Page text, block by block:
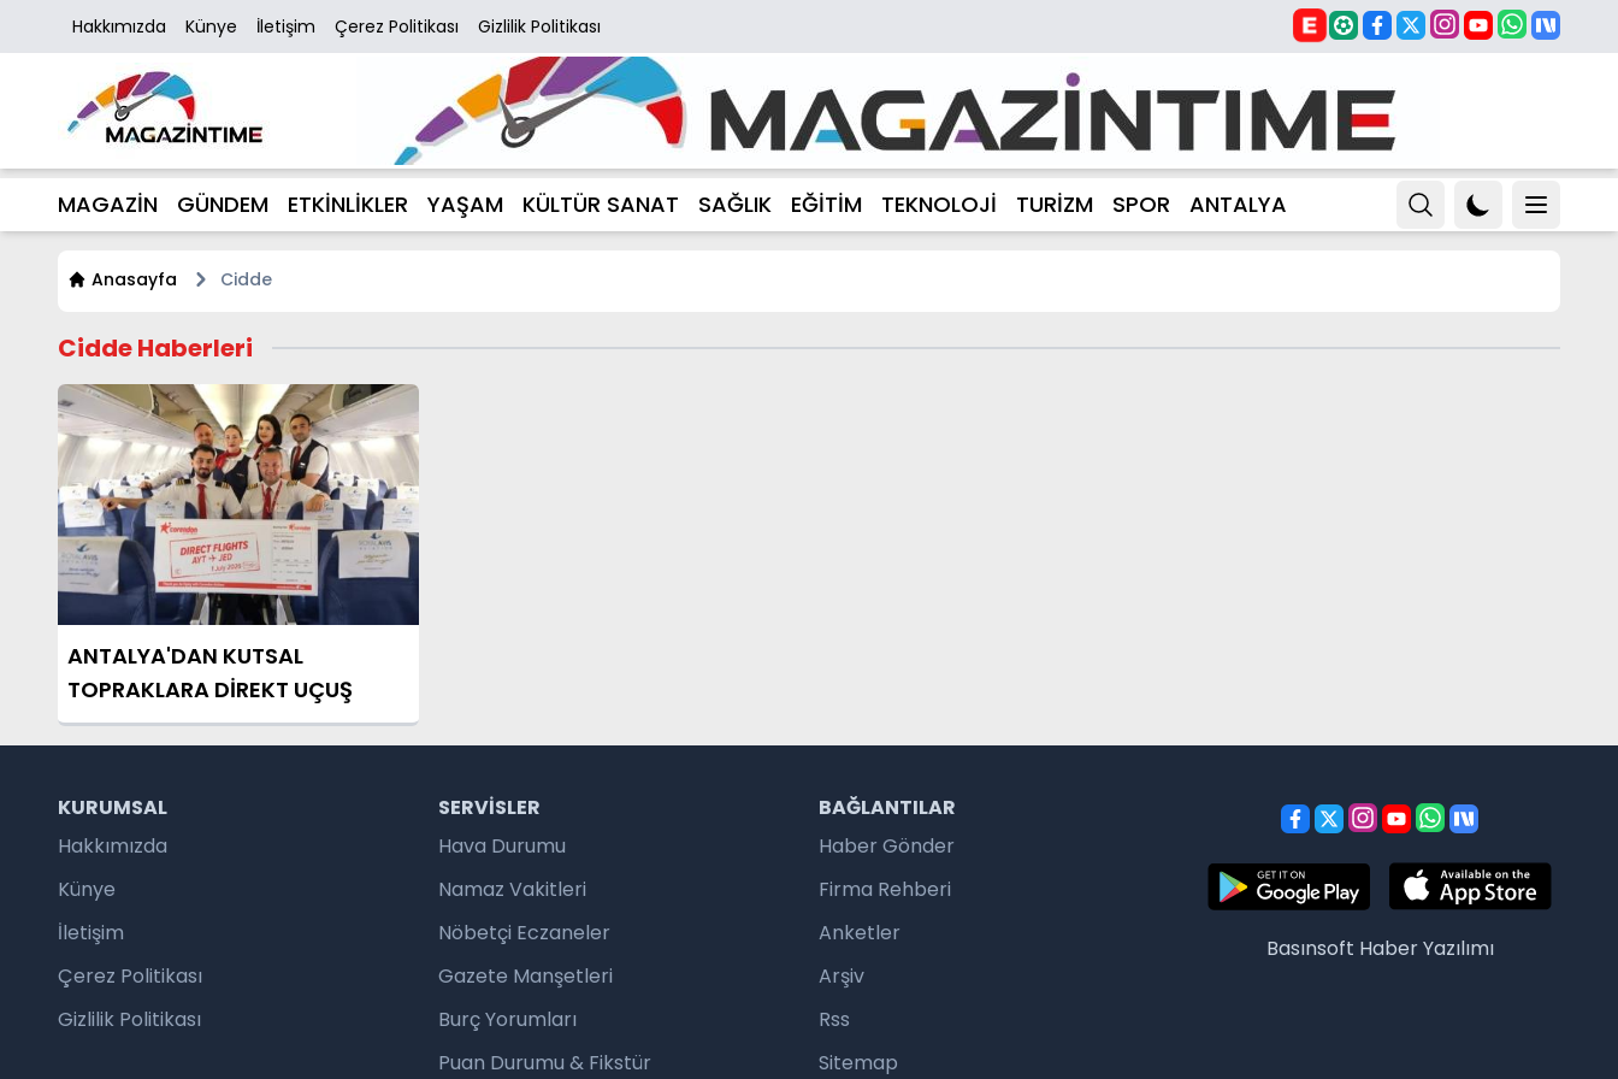
Hakkımızda Künye İletişim Çerez Politikası Gizlilik Politikası
MAGAZİN GÜNDEM ETKİNLİKLER YAŞAM KÜLTÜR SANAT SAĞLIK EĞİTİM TEKNOLOJİ TURİZM SPOR ANTALYA
Anasayfa Cidde
Cidde Haberleri
ANTALYA'DAN KUTSAL
TOPRAKLARA DİREKT UÇUŞ
KURUMSAL
Hakkımızda
Künye
İletişim
Çerez Politikası
Gizlilik Politikası
SERVISLER
Hava Durumu
Namaz Vakitleri
Nöbetçi Eczaneler
Gazete Manşetleri
Burç Yorumları
Puan Durumu & Fikstür
BAĞLANTILAR
Haber Gönder
Firma Rehberi
Anketler
Arşiv
Rss
Sitemap
Basınsoft Haber Yazılımı